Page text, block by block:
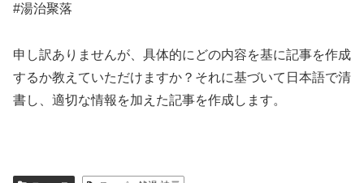
#湯治聚落
申し訳ありませんが、具体的にどの内容を基に記事を作成
するか教えていただけますか？それに基づいて日本語で清
書し、適切な情報を加えた記事を作成します。